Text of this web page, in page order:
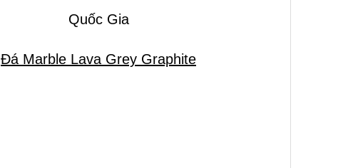
Quốc Gia
Đá Marble Lava Grey Graphite